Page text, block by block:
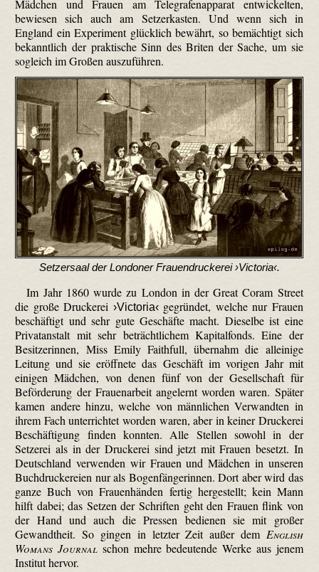
Mädchen und Frauen am Tele­grafen­apparat entwickelten,
bewiesen sich auch am Setzer­kasten. Und wenn sich in
England ein Experiment glücklich bewährt, so bemächtigt sich
bekanntlich der praktische Sinn des Briten der Sache, um sie
sogleich im Großen auszuführen.
Setzersaal der Londoner Frauendruckerei ›Victoria‹.
Im Jahr 1860 wurde zu London in der Great Coram Street
die große Druckerei ›Victoria‹gegründet, welche nur Frauen
beschäftigt und sehr gute Geschäfte macht. Dieselbe ist eine
Privatanstalt mit sehr beträchtlichem Kapitalfonds. Eine der
Besitzerinnen, Miss Emily Faithfull, übernahm die alleinige
Leitung und sie eröffnete das Geschäft im vorigen Jahr mit
einigen Mädchen, von denen fünf von der Gesellschaft für
Beförderung der Frauenarbeit angelernt worden waren. Später
kamen andere hinzu, welche von männlichen Verwandten in
ihrem Fach unterrichtet worden waren, aber in keiner Druckerei
Beschäftigung finden konnten. Alle Stellen sowohl in der
Setzerei als in der Druckerei sind jetzt mit Frauen besetzt. In
Deutschland verwenden wir Frauen und Mädchen in unseren
Buchdruckereien nur als Bogenfängerinnen. Dort aber wird das
ganze Buch von Frauenhänden fertig hergestellt; kein Mann
hilft dabei; das Setzen der Schriften geht den Frauen flink von
der Hand und auch die Pressen bedienen sie mit großer
Gewandtheit. So gingen in letzter Zeit außer dem English
Womans Journal schon mehre bedeutende Werke aus jenem
Institut hervor.